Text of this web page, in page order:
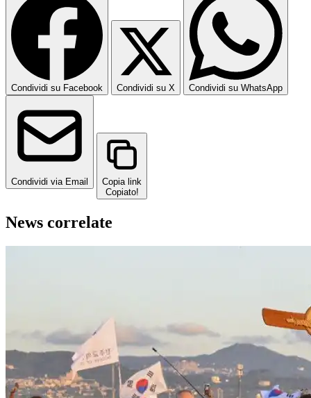
Condividi su Facebook Condividi su X Condividi su WhatsApp
Condividi via Email
Copia link
Copiato!
News correlate